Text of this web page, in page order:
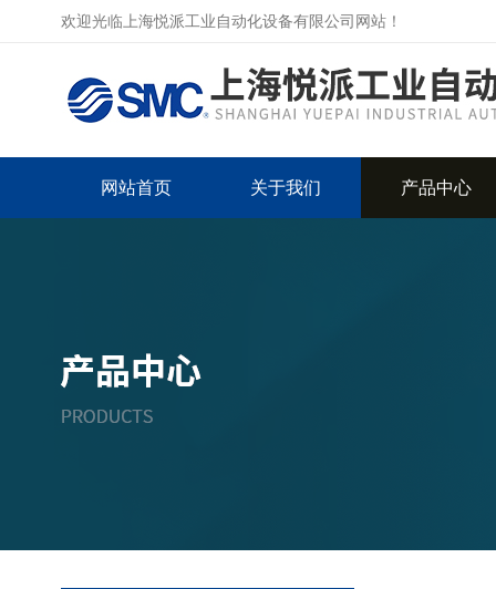
欢迎光临上海悦派工业自动化设备有限公司网站！
网站首页 关于我们 产品中心